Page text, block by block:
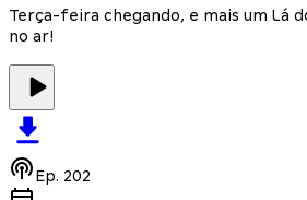
Terça-feira chegando, e mais um Lá
no ar!
Ep. 202